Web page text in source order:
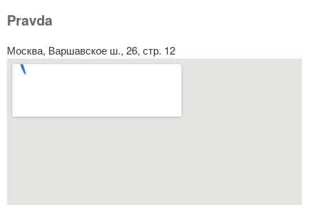
Pravda
Москва, Варшавское ш., 26, стр. 12